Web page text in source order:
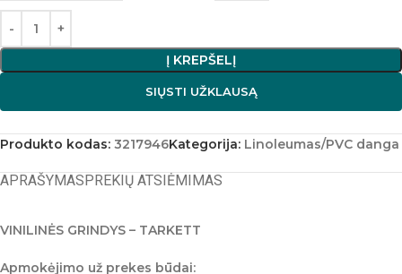
Į KREPŠELĮ
SIŲSTI UŽKLAUSĄ
Produkto kodas: 3217946Kategorija: Linoleumas/PVC danga
APRAŠYMASPREKIŲ ATSIĖMIMAS
VINILINĖS GRINDYS – TARKETT
Apmokėjimo už prekes būdai: